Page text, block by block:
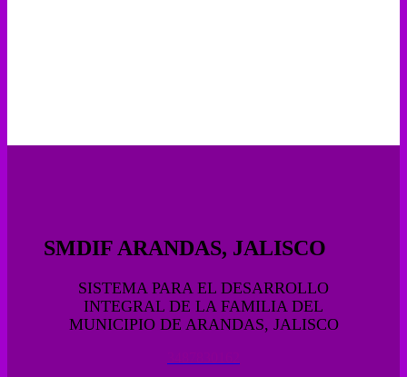
SMDIF ARANDAS, JALISCO
SISTEMA PARA EL DESARROLLO
INTEGRAL DE LA FAMILIA DEL
MUNICIPIO DE ARANDAS, JALISCO